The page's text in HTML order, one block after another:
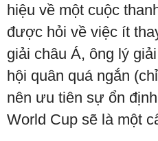
hiệu về một cuộc
được hỏi về việc ít
giải châu Á, ông lý
hội quân quá ngắn
nên ưu tiên sự ổn
World Cup sẽ là một